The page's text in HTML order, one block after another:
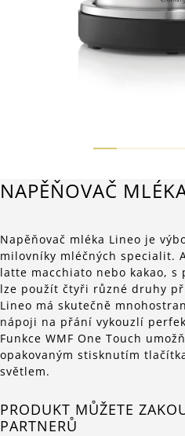
NAPĚŇOVAČ
Napěňovač mléka Lineo je
milovníky mléčných specialit.
latte macchiato nebo kakao,
lze použít čtyři různé druhy
Lineo má skutečně
nápoji na přání vykouzlí
Funkce WMF One Touch
opakovaným stisknutím
světlem.
PRODUKT MŮŽETE
PARTNERŮ